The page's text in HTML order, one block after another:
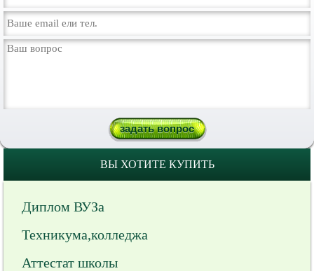
ВЫ ХОТИТЕ КУПИТЬ
Диплом ВУЗа
Техникума,колледжа
Аттестат школы